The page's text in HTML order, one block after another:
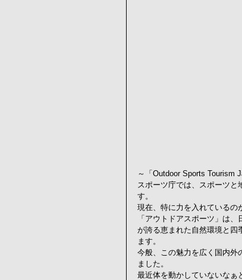
～「Outdoor Sports Tourism
スポーツ庁では、スポーツと
す。
現在、特に力を入れているの
「アウトドアスポーツ」は
が誇る恵まれた自然環境と四
ます。
今般、この魅力を広く国内外
ました。
最近体を動かしていないなぁ